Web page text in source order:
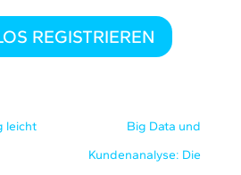
REGISTRIEREN
leicht
Big Data und
Kundenanalyse: Die